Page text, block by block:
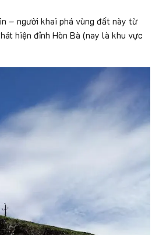
– người khai phá vùng đất này từ
hiện đỉnh Hòn Bà (nay là khu vực